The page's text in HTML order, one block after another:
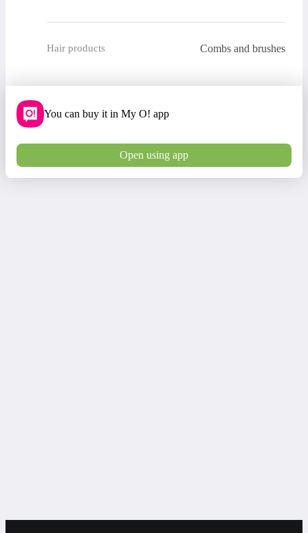
Hair products Combs and brushes
You can buy it in My O! app
Open using app